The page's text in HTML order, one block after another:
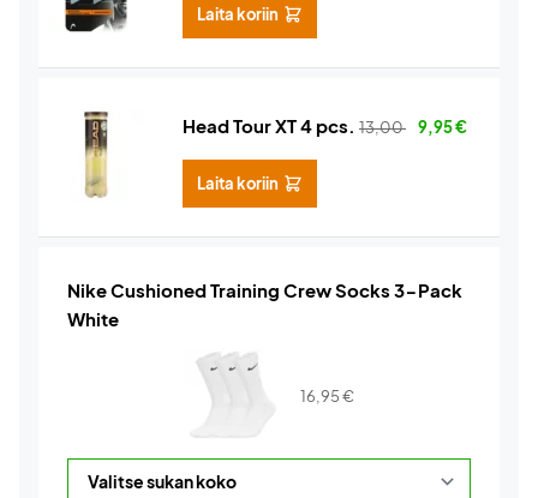
Laita koriin
Head Tour XT 4 pcs. 13,00 9,95€
Laita koriin
Nike Cushioned Training Crew Socks 3-Pack
White
16,95€